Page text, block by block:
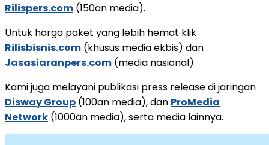
Rilispers.com (150an media).
Untuk harga paket yang lebih hemat klik
Rilisbisnis.com (khusus media ekbis) dan
Jasasiaranpers.com (media nasional).
Kami juga melayani publikasi press release di jaringan
Disway Group (100an media), dan ProMedia
Network (1000an media), serta media lainnya.